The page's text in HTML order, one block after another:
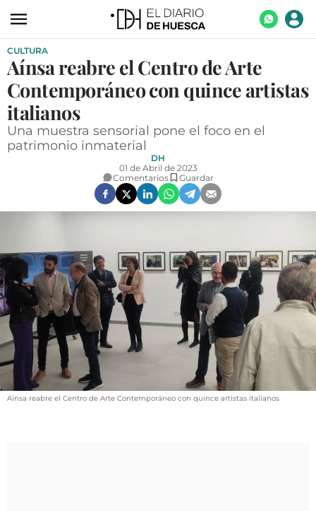
ACTUALIDAD
ECONOMÍA
TECNOLOGÍA
TURISMO
CULTURA
OPINIÓN
GALERÍAS
VÍDEOS
CONTACTAR
FIESTAS EN EL ALTO ARAGÓN
FIESTAS DE SAN LORENZO
CULTURA
Aínsa reabre el Centro de Arte
Contemporáneo con quince artistas
italianos
Una muestra sensorial pone el foco en el
patrimonio inmaterial
DH
01 de Abril de 2023
Comentarios
Guardar
Aínsa reabre el Centro de Arte Contemporáneo con quince artistas italianos